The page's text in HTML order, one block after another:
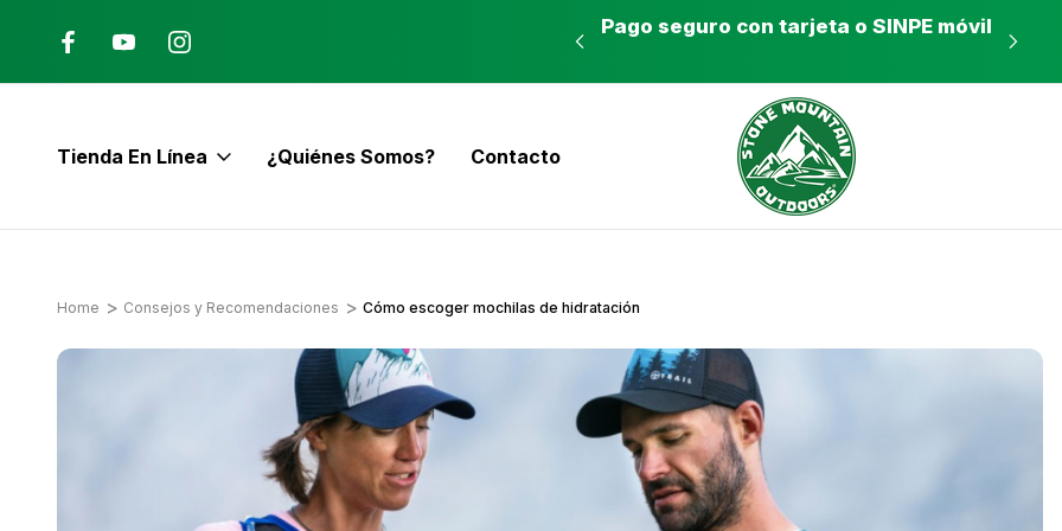
Costa Rica
ENVÍO GRATIS con pedidos mayores a
Pago seguro con tarjeta o SINPE móvil
Tienda En Línea ¿Quiénes Somos? Contacto
Home Consejos y Recomendaciones Cómo escoger mochilas de hidratación